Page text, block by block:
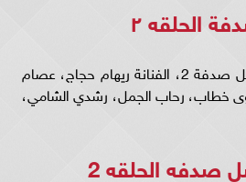
الحلقه ٢
يشارك في بطولة مسلسل صدفة 2، الفنانة ريهام حجاج، عصام
خطاب، رحاب الجمل، رشدي الشامي،
الحلقه 2